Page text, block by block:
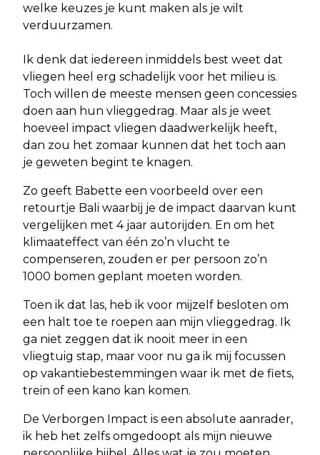
welke keuzes je kunt maken als je wilt
verduurzamen.
Ik denk dat iedereen inmiddels best weet dat
vliegen heel erg schadelijk voor het milieu is.
Toch willen de meeste mensen geen concessies
doen aan hun vlieggedrag. Maar als je weet
hoeveel impact vliegen daadwerkelijk heeft,
dan zou het zomaar kunnen dat het toch aan
je geweten begint te knagen.
Zo geeft Babette een voorbeeld over een
retourtje Bali waarbij je de impact daarvan kunt
vergelijken met 4 jaar autorijden. En om het
klimaateffect van één zo’n vlucht te
compenseren, zouden er per persoon zo’n
1000 bomen geplant moeten worden.
Toen ik dat las, heb ik voor mijzelf besloten om
een halt toe te roepen aan mijn vlieggedrag. Ik
ga niet zeggen dat ik nooit meer in een
vliegtuig stap, maar voor nu ga ik mij focussen
op vakantiebestemmingen waar ik met de fiets,
trein of een kano kan komen.
De Verborgen Impact is een absolute aanrader,
ik heb het zelfs omgedoopt als mijn nieuwe